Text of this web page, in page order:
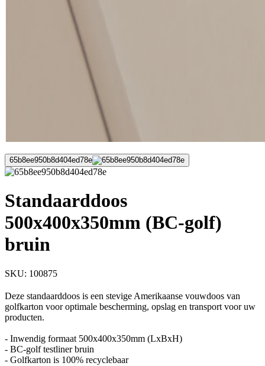
65b8ee950b8d404ed78e
Standaarddoos
500x400x350mm (BC-golf)
bruin
SKU: 100875
Deze standaarddoos is een stevige Amerikaanse vouwdoos van
golfkarton voor optimale bescherming, opslag en transport voor uw
producten.
- Inwendig formaat 500x400x350mm (LxBxH)
- BC-golf testliner bruin
- Golfkarton is 100% recyclebaar